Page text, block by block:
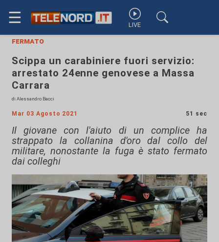
☰ LIVE
fermato
Scippa un carabiniere fuori servizio:
arrestato 24enne genovese a Massa
Carrara
di Alessandro Bacci
Mar 03 Agosto 2021 51 sec
Il giovane con l'aiuto di un complice ha
strappato la collanina d'oro dal collo del
militare, nonostante la fuga è stato fermato
dai colleghi